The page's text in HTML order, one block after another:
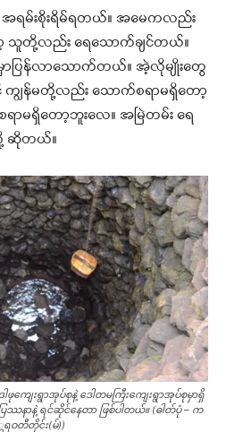
အရမ်းစိုးရိမ်ရတယ်။ အမေကလည်း
ာ့ သူတို့လည်း ရေသောက်ချင်တယ်။
ာပြန်လာသောက်တယ်။ အဲ့လိုမျိုးတွေ
ျွန်မတို့လည်း သောက်စရာမရှိတော့
မရှိတော့ဘူးလေ။ အမြဲတမ်း ရေ
ဆိုတယ်။
ကျေးရွာအုပ်စုနဲ့ ဒေါတမကြီးကျေးရွာအုပ်စုမှာရှိ
ြဿနာနဲ့ ရင်ဆိုင်နေတာ ဖြစ်ပါတယ်။ (ဓါတ်ပုံ – က
ရဝတီတိုင်း(မ်))